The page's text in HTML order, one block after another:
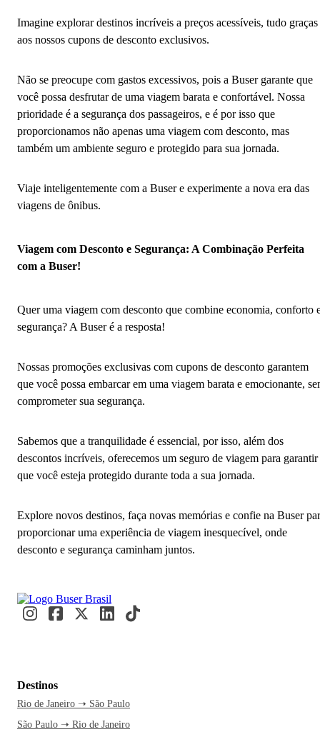
Imagine explorar destinos incríveis a preços acessíveis, tudo graças
aos nossos cupons de desconto exclusivos.
Não se preocupe com gastos excessivos, pois a Buser garante que
você possa desfrutar de uma viagem barata e confortável. Nossa
prioridade é a segurança dos passageiros, e é por isso que
proporcionamos não apenas uma viagem com desconto, mas
também um ambiente seguro e protegido para sua jornada.
Viaje inteligentemente com a Buser e experimente a nova era das
viagens de ônibus.
Viagem com Desconto e Segurança: A Combinação Perfeita
com a Buser!
Quer uma viagem com desconto que combine economia, conforto
segurança? A Buser é a resposta!
Nossas promoções exclusivas com cupons de desconto garantem
que você possa embarcar em uma viagem barata e emocionante,
comprometer sua segurança.
Sabemos que a tranquilidade é essencial, por isso, além dos
descontos incríveis, oferecemos um seguro de viagem para garantir
que você esteja protegido durante toda a sua jornada.
Explore novos destinos, faça novas memórias e confie na Buser
proporcionar uma experiência de viagem inesquecível, onde
desconto e segurança caminham juntos.
Destinos
Rio de Janeiro ➝ São Paulo
São Paulo ➝ Rio de Janeiro